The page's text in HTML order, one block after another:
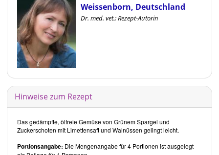
Weissenborn, Deutschland
Dr. med. vet.; Rezept-Autorin
Hinweise zum Rezept
Das gedämpfte, ölfreie Gemüse von Grünem Spargel und
Zuckerschoten mit Limettensaft und Walnüssen gelingt leicht.
Portionsangabe: Die Mengenangabe für 4 Portionen ist ausgelegt